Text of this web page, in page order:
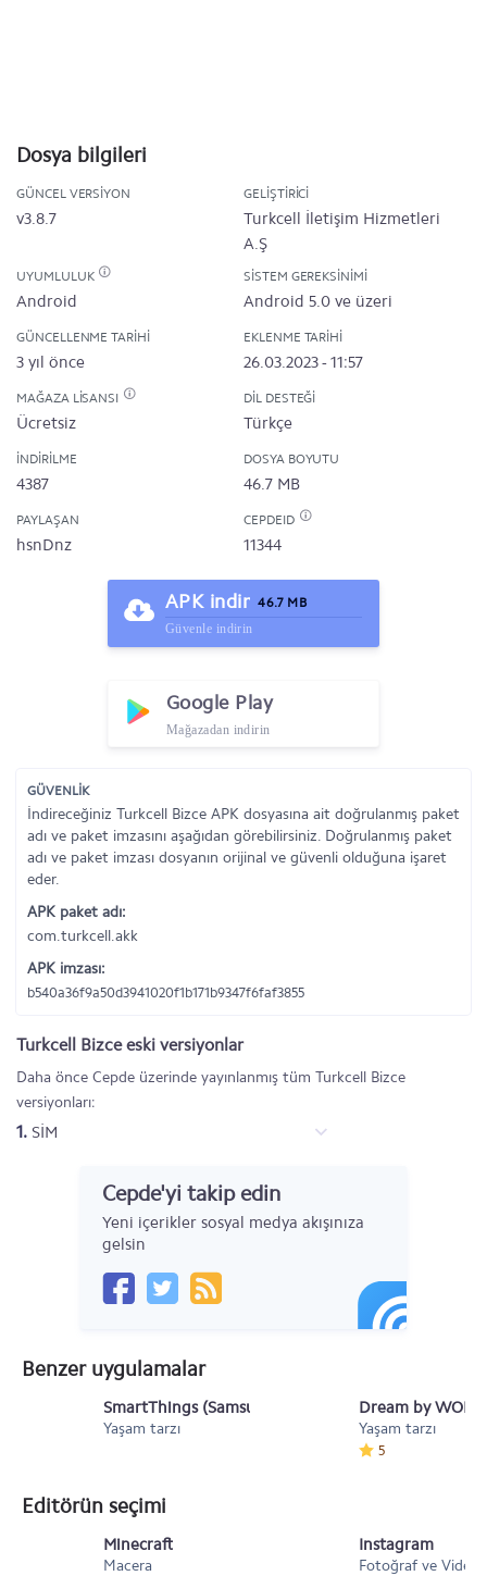
Dosya bilgileri
GÜNCEL VERSIYON
v3.8.7
GELIŞTIRICI
Turkcell İletişim Hizmetleri
A.Ş
UYUMLULUK
Android
SISTEM GEREKSINIMI
Android 5.0 ve üzeri
GÜNCELLENME TARIHI
3 yıl önce
EKLENME TARIHI
26.03.2023 - 11:57
MAĞAZA LISANSI
Ücretsiz
DIL DESTEĞI
Türkçe
İNDIRILME
4387
DOSYA BOYUTU
46.7 MB
PAYLAŞAN
hsnDnz
CEPDEID
11344
APK indir 46.7 MB
Güvenle indirin
Google Play
Mağazadan indirin
GÜVENLİK
İndireceğiniz Turkcell Bizce APK dosyasına ait doğrulanmış paket
adı ve paket imzasını aşağıdan görebilirsiniz. Doğrulanmış paket
adı ve paket imzası dosyanın orijinal ve güvenli olduğuna işaret
eder.
APK paket adı:
com.turkcell.akk
APK imzası:
b540a36f9a50d3941020f1b171b9347f6faf3855
Turkcell Bizce eski versiyonlar
Daha önce Cepde üzerinde yayınlanmış tüm Turkcell Bizce
versiyonları:
1. SİM
Cepde'yi takip edin
Yeni içerikler sosyal medya akışınıza
gelsin
Benzer uygulamalar
SmartThings (Samsung Connect)
Yaşam tarzı
Dream by
Yaşam tarzı
5
Editörün seçimi
Minecraft
Macera
Instagram
Fotoğraf ve Video